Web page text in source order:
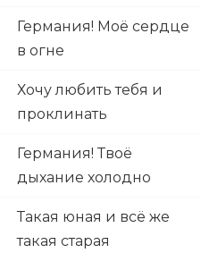
Германия! Моё сердце
в огне
Хочу любить тебя и
проклинать
Германия! Твоё
дыхание холодно
Такая юная и всё же
такая старая